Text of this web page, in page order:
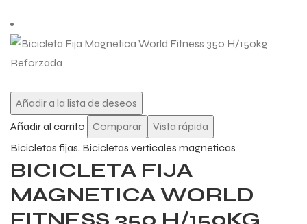
Añadir a la lista de deseos
Añadir al carrito
Comparar
Vista rápida
Bicicletas fijas, Bicicletas verticales magneticas
BICICLETA FIJA
MAGNETICA WORLD